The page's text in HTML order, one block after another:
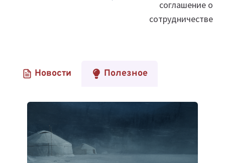
соглашение о
сотрудничестве
Новости Полезное